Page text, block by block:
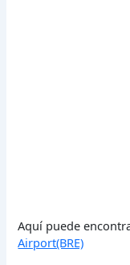
Aquí puede
Airport(BRE)